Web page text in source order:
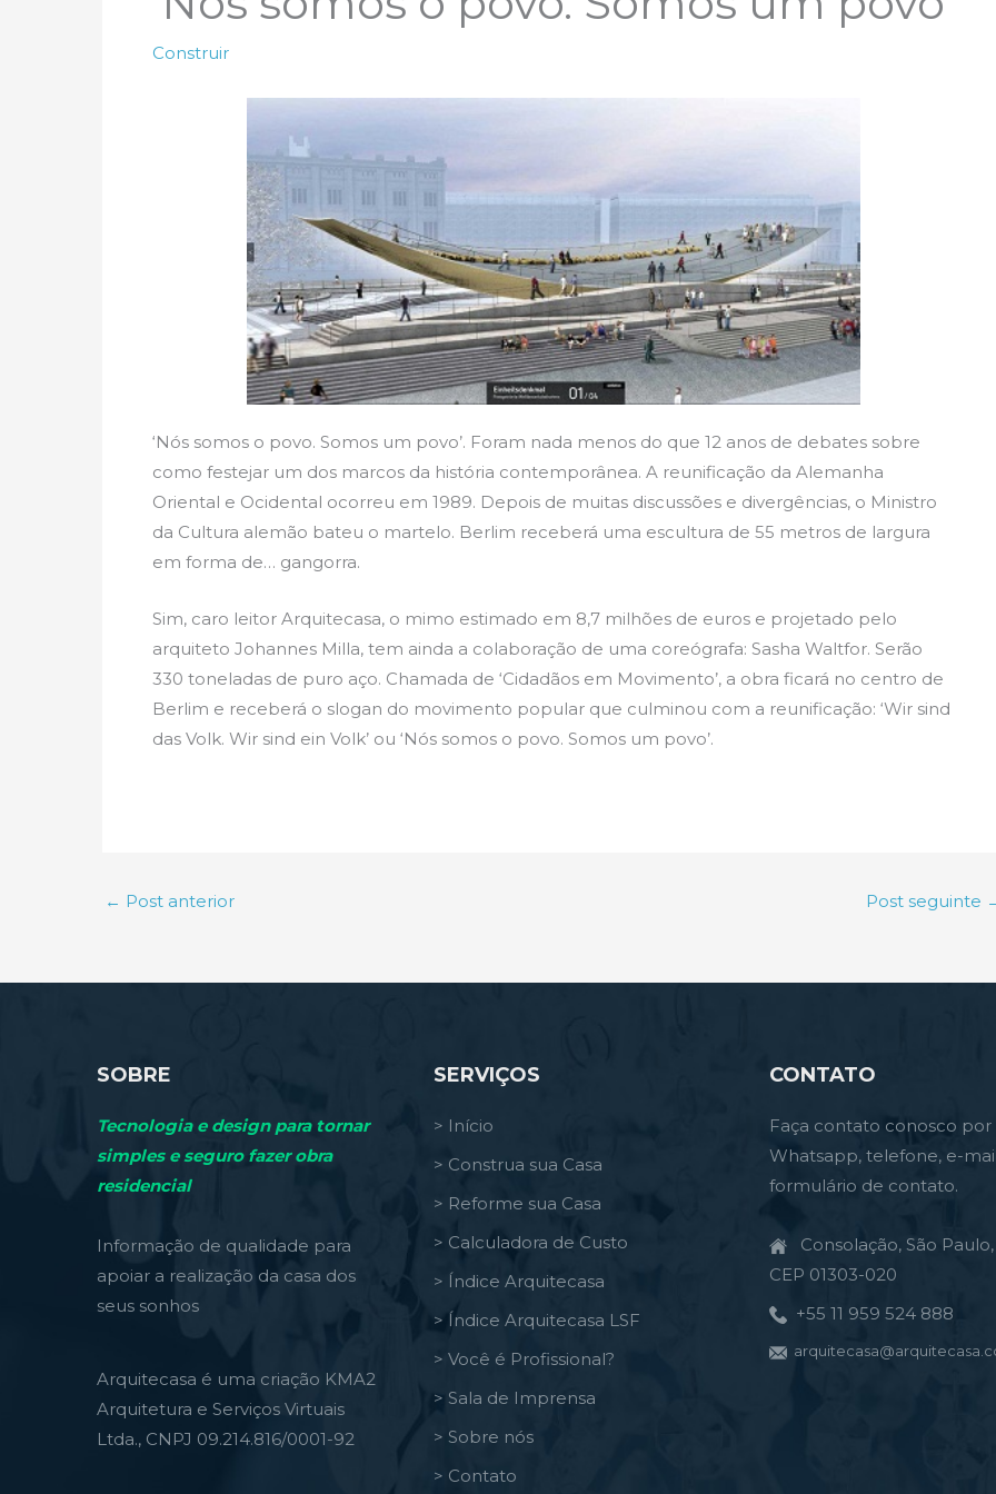
Construir
‘Nós somos o povo. Somos um povo’. Foram nada menos do que 12 anos de debates sobre
como festejar um dos marcos da história contemporânea. A reunificação da Alemanha
Oriental e Ocidental ocorreu em 1989. Depois de muitas discussões e divergências, o Ministro
da Cultura alemão bateu o martelo. Berlim receberá uma escultura de 55 metros de largura
em forma de… gangorra.
Sim, caro leitor Arquitecasa, o mimo estimado em 8,7 milhões de euros e projetado pelo
arquiteto Johannes Milla, tem ainda a colaboração de uma coreógrafa: Sasha Waltfor. Serão
330 toneladas de puro aço. Chamada de ‘Cidadãos em Movimento’, a obra ficará no centro de
Berlim e receberá o slogan do movimento popular que culminou com a reunificação: ‘Wir sind
das Volk. Wir sind ein Volk’ ou ‘Nós somos o povo. Somos um povo’.
← Post anterior Post seguinte
SOBRE
Tecnologia e design para tornar
simples e seguro fazer obra
residencial
Informação de qualidade para
apoiar a realização da casa dos
seus sonhos
Arquitecasa é uma criação KMA2
Arquitetura e Serviços Virtuais
Ltda., CNPJ 09.214.816/0001-92
SERVIÇOS
> Início
> Construa sua Casa
> Reforme sua Casa
> Calculadora de Custo
> Índice Arquitecasa
> Índice Arquitecasa LSF
> Você é Profissional?
> Sala de Imprensa
> Sobre nós
> Contato
CONTATO
Faça contato conosco por
Whatsapp, telefone, e-
formulário de contato.
Consolação, São Paulo,
CEP 01303-020
+55 11 959 524 888